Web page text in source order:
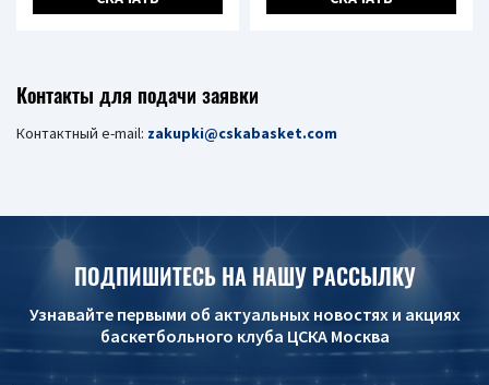
Контакты для подачи заявки
Контактный e-mail: zakupki@cskabasket.com
ПОДПИШИТЕСЬ НА НАШУ РАССЫЛКУ
Узнавайте первыми об актуальных новостях и акциях
баскетбольного клуба ЦСКА Москва